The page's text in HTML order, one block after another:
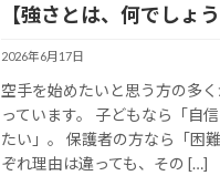
【強さとは、何でしょう
2026年6月17日
空手を始めたいと思う方の多
っています。 子どもなら「自
たい」。 保護者の方なら「困
ぞれ理由は違っても、その […]